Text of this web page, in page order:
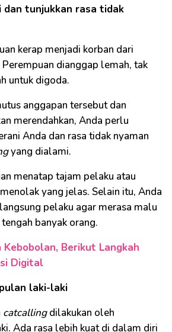
dan tunjukkan rasa tidak
kerap menjadi korban dari
Perempuan dianggap lemah, tak
untuk digoda.
anggapan tersebut dan
merendahkan, Anda perlu
Anda dan rasa tidak nyaman
yang dialami.
menatap tajam pelaku atau
yang jelas. Selain itu, Anda
pelaku agar merasa malu
banyak orang.
Kebobolan, Berikut Langkah
Digital
laki-laki
catcallingdilakukan oleh
Ada rasa lebih kuat di dalam diri